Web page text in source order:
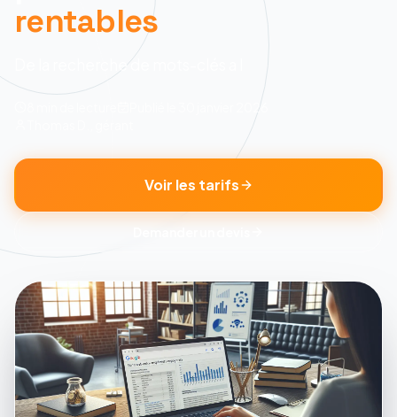
rentables
De la recherche de mots-clés a l
30 janvier 2026
Voir les tarifs